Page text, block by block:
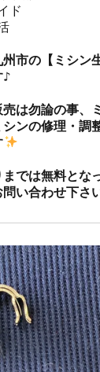
ド
市の【ミシン
♪
売は勿論の事、
ンの修理・調
までは無料とな
問い合わせ下さ